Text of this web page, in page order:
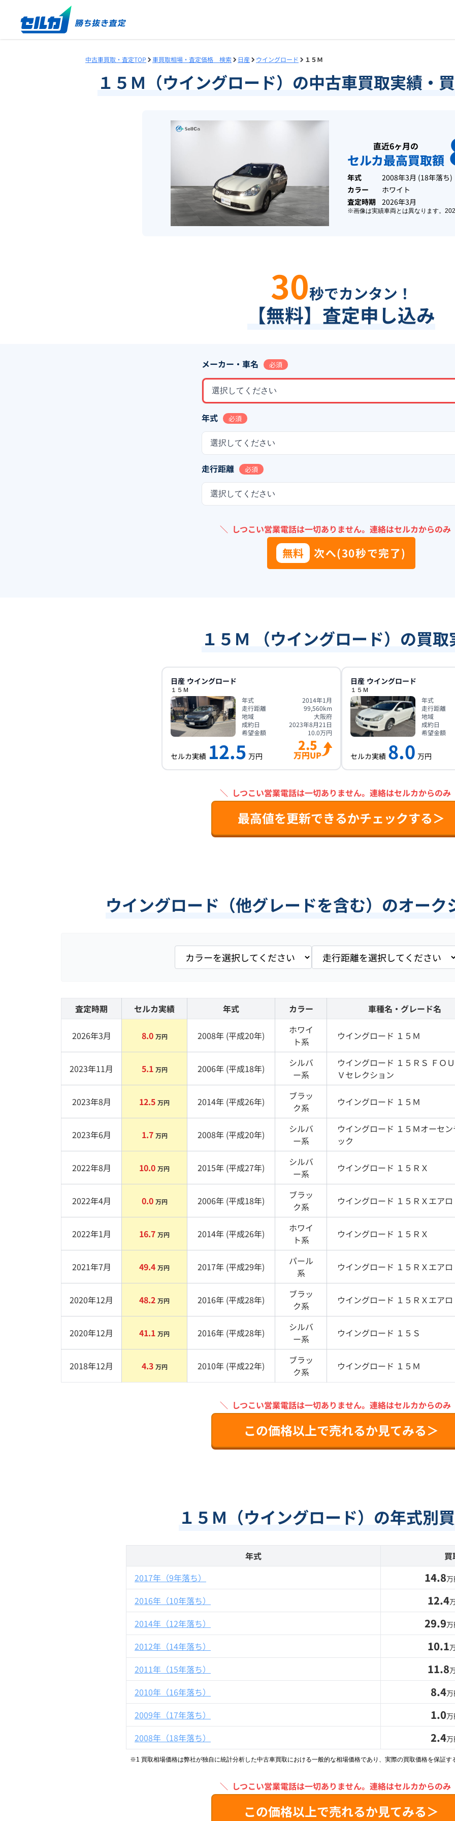
中古車買取・査定TOP 車買取相場・査定価格 検索 日産 ウイングロード １５Ｍ
１５Ｍ（ウイングロード）の中古車買取実績・
直近6ヶ月の
セルカ最高買取額
年式 2008年3月 (18年落ち)
カラー
ホワイト
査定時期 2026年3月
※画像は実績車両とは異なります。
30秒でカンタン！
【無料】査定申し込み
メーカー・車名 必須
選択してください
年式 必須
選択してください
走行距離 必須
選択してください
＼ しつこい営業電話は一切ありません。 連絡はセルカからのみ
無料 次へ(30秒で完了)
１５Ｍ （ウイングロード）の買取
日産 ウイングロード
１５Ｍ
年式
2014年1月
走行距離
99,560km
地域
大阪府
成約日
2023年8月21日
希望金額
10.0万円
セルカ実績 12.5 万円
2.5
万円UP
日産 ウイングロード
１５Ｍ
年式
走行距離
地域
成約日
希望金額
セルカ実績 8.0 万円
＼ しつこい営業電話は一切ありません。 連絡はセルカからのみ
最高値を更新できるかチェックする＞
ウイングロード（他グレードを含む）のオーク
査定時期 セルカ実績 年式 カラー 車種名・グレード名
2026年3月 8.0 万円 2008年 (平成20年)
ホワイ
ト系 ウイングロード １５Ｍ
2023年11月 5.1 万円 2006年 (平成18年)
シルバ
ー系
ウイングロード １５ＲＳ ＦＯ
Ｖセレクション
2023年8月 12.5 万円 2014年 (平成26年)
ブラッ
ク系 ウイングロード １５Ｍ
2023年6月 1.7 万円 2008年 (平成20年)
シルバ
ー系
ウイングロード １５Ｍオーセ
ック
2022年8月 10.0 万円 2015年 (平成27年)
シルバ
ー系 ウイングロード １５ＲＸ
2022年4月 0.0 万円 2006年 (平成18年)
ブラッ
ク系 ウイングロード １５ＲＸエアロ
2022年1月 16.7 万円 2014年 (平成26年)
ホワイ
ト系 ウイングロード １５ＲＸ
2021年7月 49.4 万円 2017年 (平成29年)
パール
系
ウイングロード １５ＲＸエアロ
2020年12月 48.2 万円 2016年 (平成28年)
ブラッ
ク系 ウイングロード １５ＲＸエアロ
2020年12月 41.1 万円 2016年 (平成28年)
シルバ
ー系 ウイングロード １５Ｓ
2018年12月 4.3 万円 2010年 (平成22年)
ブラッ
ク系 ウイングロード １５Ｍ
＼ しつこい営業電話は一切ありません。 連絡はセルカからのみ
この価格以上で売れるか見てみる＞
１５Ｍ（ウイングロード）の年式別
年式
買
2017年（9年落ち）
14.8
2016年（10年落ち） 12.4
2014年（12年落ち） 29.9
2012年（14年落ち） 10.1
2011年（15年落ち） 11.8
2010年（16年落ち） 8.4
2009年（17年落ち） 1.0
2008年（18年落ち） 2.4
※1 買取相場価格は弊社が独自に統計分析した中古車買取における一般的な相場価格であり、実際の買取価格を保証す
＼ しつこい営業電話は一切ありません。 連絡はセルカからのみ
この価格以上で売れるか見てみる＞